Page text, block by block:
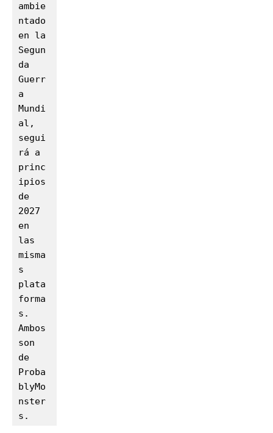
ambie
ntado
en la
Segun
da
Guerr
a
Mundi
al,
segui
rá a
princ
ipios
de
2027
en
las
misma
s
plata
forma
s.
Ambos
son
de
Proba
blyMo
nster
s.